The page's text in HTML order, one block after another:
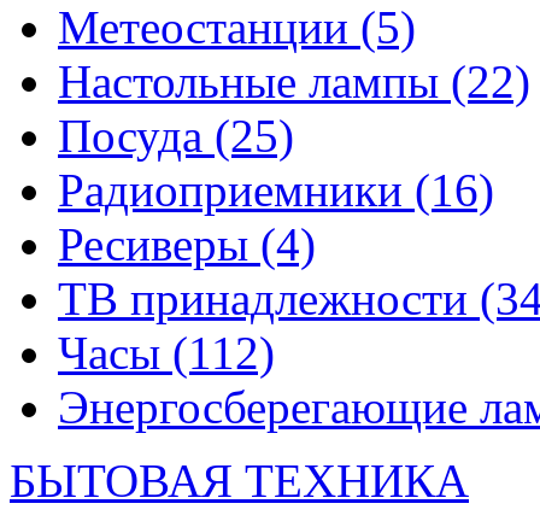
Метеостанции (5)
Настольные лампы (22)
Посуда (25)
Радиоприемники (16)
Ресиверы (4)
ТВ принадлежности
Часы (112)
Энергосберегающие
БЫТОВАЯ ТЕХНИКА